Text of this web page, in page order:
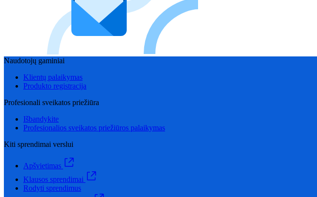
Naudotojų gaminiai
Klientų palaikymas
Produkto registracija
Profesionali sveikatos priežiūra
Išbandykite
Profesionalios sveikatos priežiūros palaikymas
Kiti sprendimai verslui
Apšvietimas
Klausos sprendimai
Rodyti sprendimus